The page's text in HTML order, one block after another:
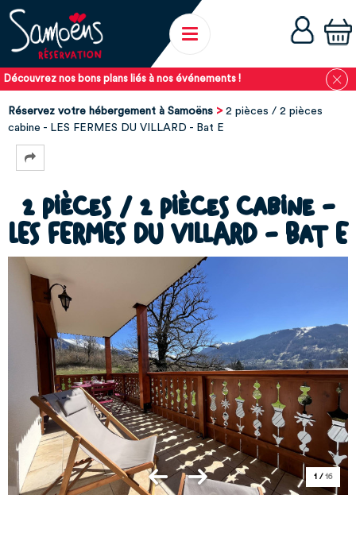
Découvrez nos bons plans liés à nos événements !
Réservez votre hébergement à Samoëns
2 pièces / 2 pièces
cabine - LES FERMES DU VILLARD - Bat E
2 pièces / 2 pièces cabine -
LES FERMES DU VILLARD - Bat E
1 / 16